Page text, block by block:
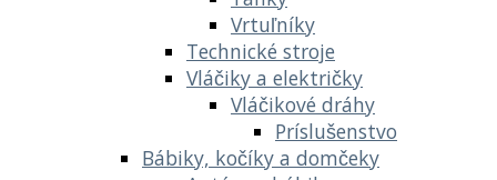
Vrtuľníky
Technické stroje
Vláčiky a električky
Vláčikové dráhy
Príslušenstvo
Bábiky, kočíky a domčeky